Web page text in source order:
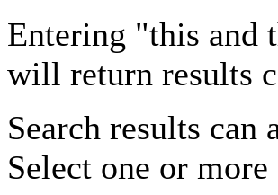
Entering "this and
will return results
Search results
Select one or